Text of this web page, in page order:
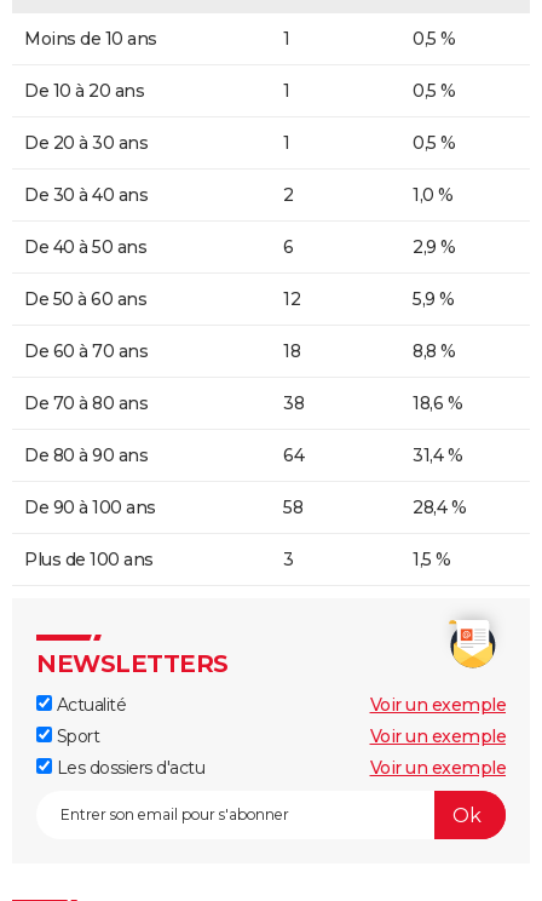
Moins de 10 ans 1 0,5 %
De 10 à 20 ans 1 0,5 %
De 20 à 30 ans 1 0,5 %
De 30 à 40 ans 2 1,0 %
De 40 à 50 ans 6 2,9 %
De 50 à 60 ans 12 5,9 %
De 60 à 70 ans 18 8,8 %
De 70 à 80 ans 38 18,6 %
De 80 à 90 ans 64 31,4 %
De 90 à 100 ans 58 28,4 %
Plus de 100 ans 3 1,5 %
NEWSLETTERS
Actualité
Voir un exemple
Sport
Voir un exemple
Les dossiers d'actu
Voir un exemple